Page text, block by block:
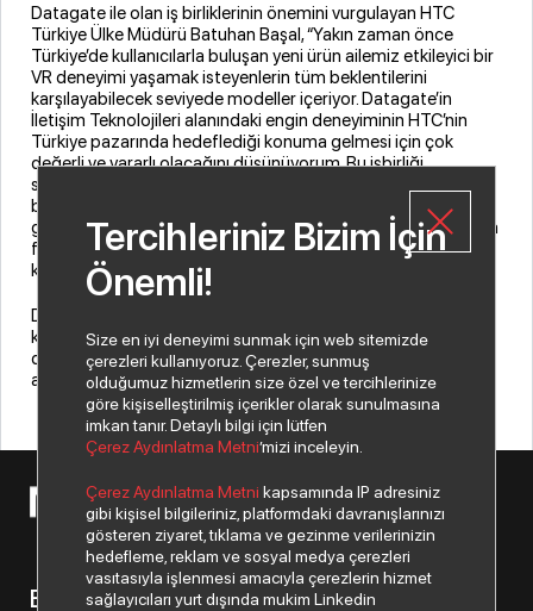
Datagate ile olan iş birliklerinin önemini vurgulayan HTC
Türkiye Ülke Müdürü Batuhan Başal, “Yakın zaman önce
Türkiye’de kullanıcılarla buluşan yeni ürün ailemiz etkileyici bir
VR deneyimi yaşamak isteyenlerin tüm beklentilerini
karşılayabilecek seviyede modeller içeriyor. Datagate’in
İletişim Teknolojileri alanındaki engin deneyiminin HTC’nin
Türkiye pazarında hedeflediği konuma gelmesi için çok
değerli ve yararlı olacağını düşünüyorum. Bu işbirliği
sayesinde Türkiye pazarında daha yaygın kullanılmaya
başlayacak olan sanal gerçeklik uygulamaları, uygulama
geliştiriciler, bireysel kullanıcılar ve en önemlisi pek çok alanda
faaliyet gösteren kurumsal firmaların bu teknolojilere daha
kolay ve güvenle erişmelerini sağlayacaktır.” dedi.
Datagate ve HTC iş birliğiyle, bireysel ve kurumsal
kullanıcıların VR cihazları ile tanışmaları ve bu mükemmel
deneyimi yaşamaları için şehirlerin uğrak noktalarına tema
alanları (deneyim merkezleri) oluşturulması planlanıyor.
© 2026 Copyright Netex A.Ş. Tüm hakları saklıdır.
Bizden haberiniz olsun.
Tercihleriniz Bizim İçin
Önemli!
Size en iyi deneyimi sunmak için web sitemizde
çerezleri kullanıyoruz. Çerezler, sunmuş
olduğumuz hizmetlerin size özel ve tercihlerinize
göre kişiselleştirilmiş içerikler olarak sunulmasına
imkan tanır. Detaylı bilgi için lütfen
Çerez Aydınlatma Metni’mizi inceleyin.
Çerez Aydınlatma Metni kapsamında IP adresiniz
gibi kişisel bilgileriniz, platformdaki davranışlarınızı
gösteren ziyaret, tıklama ve gezinme verilerinizin
hedefleme, reklam ve sosyal medya çerezleri
vasıtasıyla işlenmesi amacıyla çerezlerin hizmet
sağlayıcıları yurt dışında mukim Linkedin